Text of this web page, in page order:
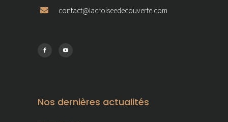
contact@lacroiseedecouverte.com
Nos dernières actualités